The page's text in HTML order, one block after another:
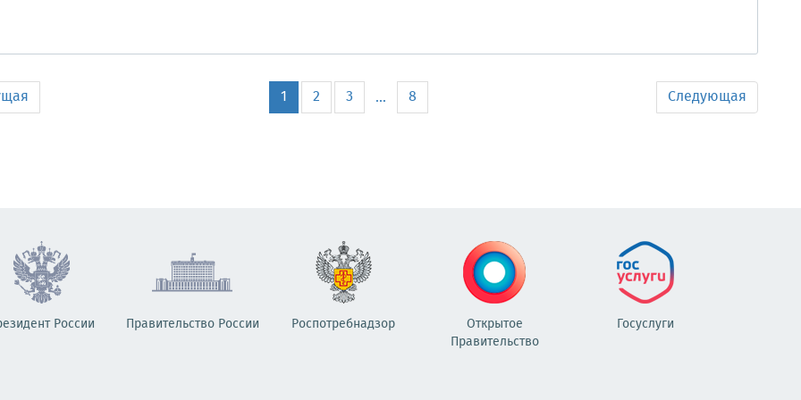
1 2 3 ... 8 Следующая
России Правительство России Роспотребнадзор
Открытое
Правительство
Госуслуги